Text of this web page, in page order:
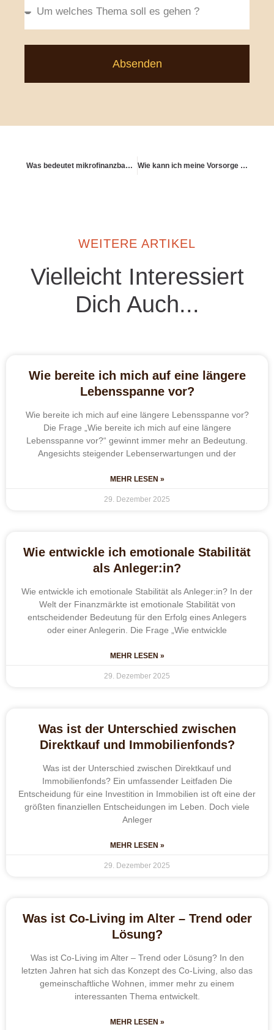
Absenden
Was bedeutet mikrofinanzbasierte Altersvorsorge? Wie kann ich meine Vorsorge mit meiner Identität verbinden?
WEITERE ARTIKEL
Vielleicht Interessiert
Dich Auch...
Wie bereite ich mich auf eine längere
Lebensspanne vor?
Wie bereite ich mich auf eine längere Lebensspanne vor?
Die Frage „Wie bereite ich mich auf eine längere
Lebensspanne vor?“ gewinnt immer mehr an Bedeutung.
Angesichts steigender Lebenserwartungen und der
MEHR LESEN »
29. Dezember 2025
Wie entwickle ich emotionale Stabilität
als Anleger:in?
Wie entwickle ich emotionale Stabilität als Anleger:in? In der
Welt der Finanzmärkte ist emotionale Stabilität von
entscheidender Bedeutung für den Erfolg eines Anlegers
oder einer Anlegerin. Die Frage „Wie entwickle
MEHR LESEN »
29. Dezember 2025
Was ist der Unterschied zwischen
Direktkauf und Immobilienfonds?
Was ist der Unterschied zwischen Direktkauf und
Immobilienfonds? Ein umfassender Leitfaden Die
Entscheidung für eine Investition in Immobilien ist oft eine der
größten finanziellen Entscheidungen im Leben. Doch viele
Anleger
MEHR LESEN »
29. Dezember 2025
Was ist Co-Living im Alter – Trend oder
Lösung?
Was ist Co-Living im Alter – Trend oder Lösung? In den
letzten Jahren hat sich das Konzept des Co-Living, also das
gemeinschaftliche Wohnen, immer mehr zu einem
interessanten Thema entwickelt.
MEHR LESEN »